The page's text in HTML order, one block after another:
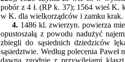
pobór z 4 ł. (RP k. 37); 1564 wieś K.
w K. dla wielkorządców i zamku
4. 1486 kl. zwierzyn. powierza
opustoszałą z powodu nadużyć
zbiegli do sąsiednich dziedziców
sąsiedztwie. Według polecenia
dawna zgodnie z przywilejami